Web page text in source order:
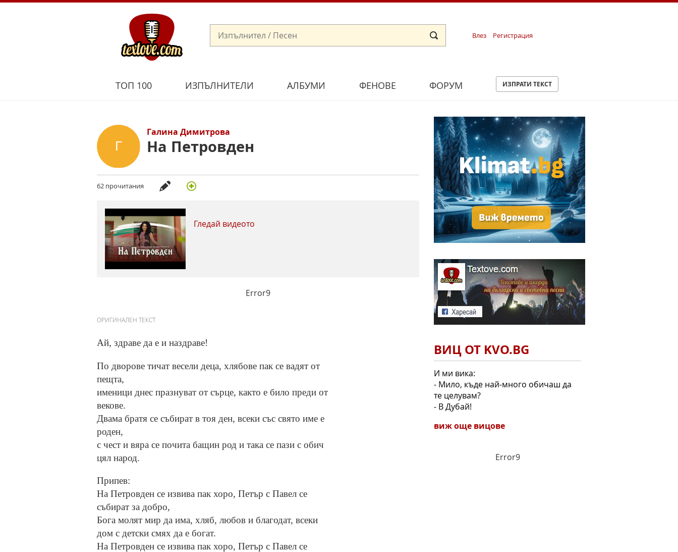
Влез Регистрация
ТОП 100 ИЗПЪЛНИТЕЛИ АЛБУМИ ФЕНОВЕ ФОРУМ ИЗПРАТИ ТЕКСТ
Галина Димитрова
На Петровден
62 прочитания
Гледай видеото
Error9
ОРИГИНАЛЕН ТЕКСТ
Ай, здраве да е и наздраве!
По дворове тичат весели деца, хлябове пак се вадят от
пещта,
именици днес празнуват от сърце, както е било преди от
векове.
Двама братя се събират в тоя ден, всеки със свято име е
роден,
с чест и вяра се почита бащин род и така се пази с обич
цял народ.
Припев:
На Петровден се извива пак хоро, Петър с Павел се
събират за добро,
Бога молят мир да има, хляб, любов и благодат, всеки
дом с детски смях да е богат.
На Петровден се извива пак хоро, Петър с Павел се
ВИЦ ОТ KVO.BG
И ми вика:
- Мило, къде най-много обичаш да
те целувам?
- В Дубай!
виж още вицове
Error9